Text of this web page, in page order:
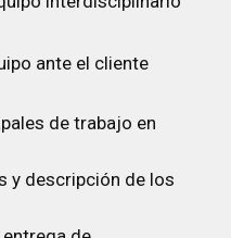
ante el cliente
de trabajo en
y descripción de los